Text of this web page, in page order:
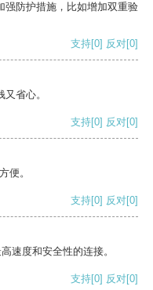
强防护措施，比如增加双重验
支持[0] 反对[0]
省心。
支持[0] 反对[0]
便。
支持[0] 反对[0]
速度和安全性的连接。
支持[0] 反对[0]